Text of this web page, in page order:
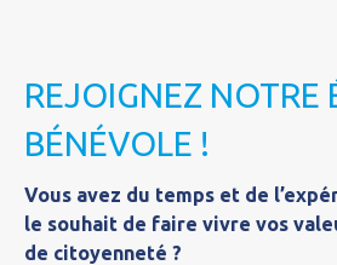
REJOIGNEZ NOTRE
BÉNÉVOLE !
Vous avez du temps et de
le souhait de faire vivre vos
de citoyenneté ?